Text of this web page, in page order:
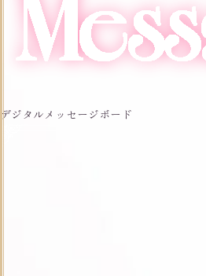
デジタルメッセージボード